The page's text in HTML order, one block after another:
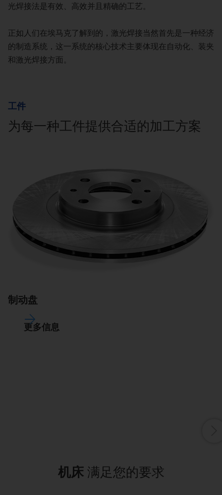
光焊接法是有效、高效并且精确的工艺。
正如人们在埃马克了解到的，激光焊接当然首先是一种经济
的制造系统，这一系统的核心技术主要体现在自动化、装夹
和激光焊接方面。
工件
为每一种工件提供合适的加工方案
制动盘
更多信息
机床 满足您的要求